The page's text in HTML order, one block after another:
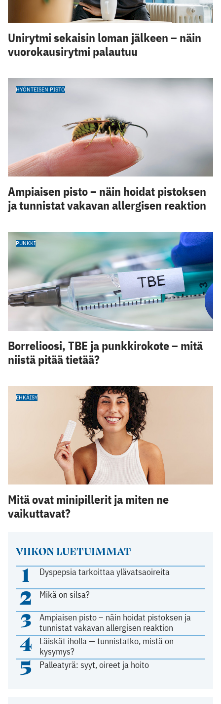
VIIKON LUETUIMMAT
1 Dyspepsia tarkoittaa ylävatsaoireita
2 Mikä on silsa?
3
Ampiaisen pisto – näin hoidat pistoksen ja
tunnistat vakavan allergisen reaktion
4
Läiskät iholla — tunnistatko, mistä on
kysymys?
5 Palleatyrä: syyt, oireet ja hoito
Unirytmi sekaisin loman jälkeen – näin
vuorokausirytmi palautuu
HYÖNTEISEN PISTO
Ampiaisen pisto – näin hoidat pistoksen
ja tunnistat vakavan allergisen reaktion
PUNKKI
Borrelioosi, TBE ja punkkirokote – mitä
niistä pitää tietää?
EHKÄISY
Mitä ovat minipillerit ja miten ne
vaikuttavat?